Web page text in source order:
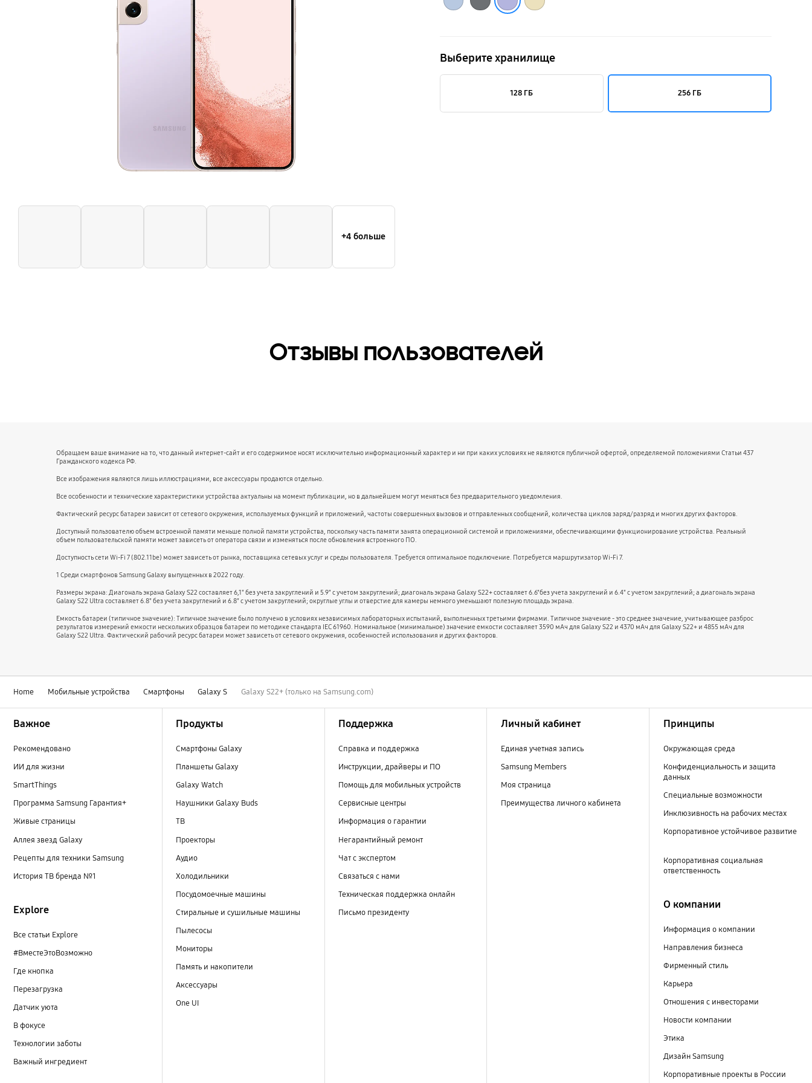
+4 больше
Выберите хранилище
128 ГБ 256 ГБ
Отзывы пользователей
Обращаем ваше внимание на то, что данный интернет-сайт и его содержимое носят исключительно информационный характер и ни при каких условиях не являются публичной офертой, определяемой положениями Статьи 437
Гражданского кодекса РФ.
Все изображения являются лишь иллюстрациями, все аксессуары продаются отдельно.
Все особенности и технические характеристики устройства актуальны на момент публикации, но в дальнейшем могут меняться без предварительного уведомления.
Фактический ресурс батареи зависит от сетевого окружения, используемых функций и приложений, частоты совершенных вызовов и отправленных сообщений, количества циклов заряд/разряд и многих других факторов.
Доступный пользователю объем встроенной памяти меньше полной памяти устройства, поскольку часть памяти занята операционной системой и приложениями, обеспечивающими функционирование устройства. Реальный
объем пользовательской памяти может зависеть от оператора связи и изменяться после обновления встроенного ПО.
Доступность сети Wi-Fi 7 (802.11be) может зависеть от рынка, поставщика сетевых услуг и среды пользователя. Требуется оптимальное подключение. Потребуется маршрутизатор Wi-Fi 7.
1 Cреди смартфонов Samsung Galaxy выпущенных в 2022 году.
Размеры экрана: Диагональ экрана Galaxy S22 составляет 6,1" без учета закруглений и 5.9" с учетом закруглений; диагональ экрана Galaxy S22+ составляет 6.6"без учета закруглений и 6.4" с учетом закруглений; а диагональ экрана
Galaxy S22 Ultra составляет 6.8" без учета закруглений и 6.8" с учетом закруглений; округлые углы и отверстие для камеры немного уменьшают полезную площадь экрана.
Емкость батареи (типичное значение): Типичное значение было получено в условиях независимых лабораторных испытаний, выполненных третьими фирмами. Типичное значение - это среднее значение, учитывающее разброс
результатов измерений емкости нескольких образцов батареи по методике стандарта IEC 61960. Номинальное (минимальное) значение емкости составляет 3590 мАч для Galaxy S22 и 4370 мАч для Galaxy S22+ и 4855 мАч для
Galaxy S22 Ultra. Фактический рабочий ресурс батареи может зависеть от сетевого окружения, особенностей использования и других факторов.
Home Мобильные устройства Смартфоны Galaxy S Galaxy S22+ (только на Samsung.com)
Важное
Рекомендовано
ИИ для жизни
SmartThings
Программа Samsung Гарантия+
Живые страницы
Аллея звезд Galaxy
Рецепты для техники Samsung
История ТВ бренда №1
Explore
Все статьи Explore
#ВместеЭтоВозможно
Где кнопка
Перезагрузка
Датчик уюта
В фокусе
Технологии заботы
Важный ингредиент
Продукты
Смартфоны Galaxy
Планшеты Galaxy
Galaxy Watch
Наушники Galaxy Buds
ТВ
Проекторы
Аудио
Холодильники
Посудомоечные машины
Стиральные и сушильные машины
Пылесосы
Мониторы
Память и накопители
Аксессуары
One UI
Поддержка
Справка и поддержка
Инструкции, драйверы и ПО
Помощь для мобильных устройств
Сервисные центры
Информация о гарантии
Негарантийный ремонт
Чат с экспертом
Связаться с нами
Техническая поддержка онлайн
Письмо президенту
Личный кабинет
Единая учетная запись
Samsung Members
Моя страница
Преимущества личного кабинета
Принципы
Окружающая среда
Конфиденциальность и защита
данных
Специальные возможности
Инклюзивность на рабочих местах
Корпоративное устойчивое развитие
Корпоративная социальная
ответственность
О компании
Информация о компании
Направления бизнеса
Фирменный стиль
Карьера
Отношения с инвесторами
Новости компании
Этика
Дизайн Samsung
Корпоративные проекты в России